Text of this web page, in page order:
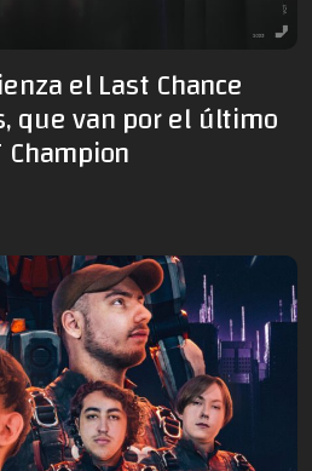
el Last Chance
que van por el último
Champion